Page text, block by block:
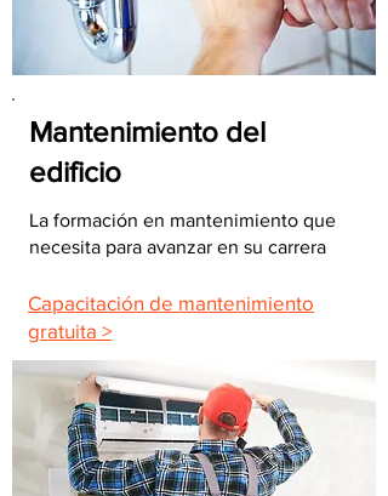
Mantenimiento del
edificio
La formación en mantenimiento que
necesita para avanzar en su carrera
Capacitación de mantenimiento
gratuita >